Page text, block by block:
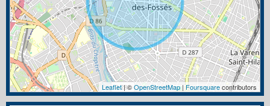
Leaflet| ©OpenStreetMap|Foursquarecontributors